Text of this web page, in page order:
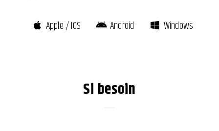
Apple / IOS Android Windows
Si besoin